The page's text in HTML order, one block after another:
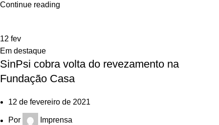
Continue reading
12 fev
Em destaque
SinPsi cobra volta do revezamento na
Fundação Casa
12 de fevereiro de 2021
Por Imprensa